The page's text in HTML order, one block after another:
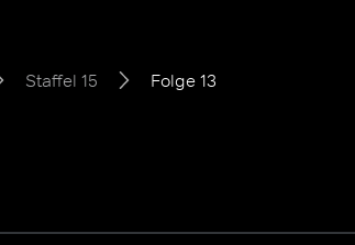
Staffel 15 Folge 13